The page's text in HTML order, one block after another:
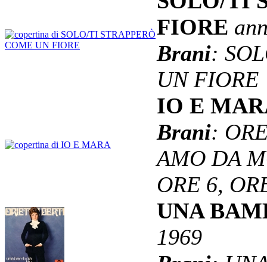
FIORE
Brani:
UN FIORE
IO E
Brani:
AMO DA
ORE 6,
UNA
1969